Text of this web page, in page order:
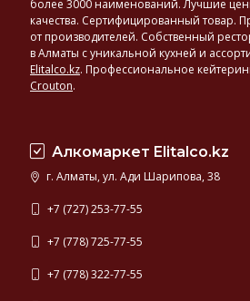
более 3000 наименований. Лучшие
качества. Сертифицированный товар.
от производителей. Собственный
в Алматы с уникальной кухней и
Elitalco.kz. Профессиональное
Crouton.
Алкомаркет Elitalco.kz
г. Алматы, ул. Ади Шарипова, 38
+7 (727) 253-77-55
+7 (778) 725-77-55
+7 (778) 322-77-55